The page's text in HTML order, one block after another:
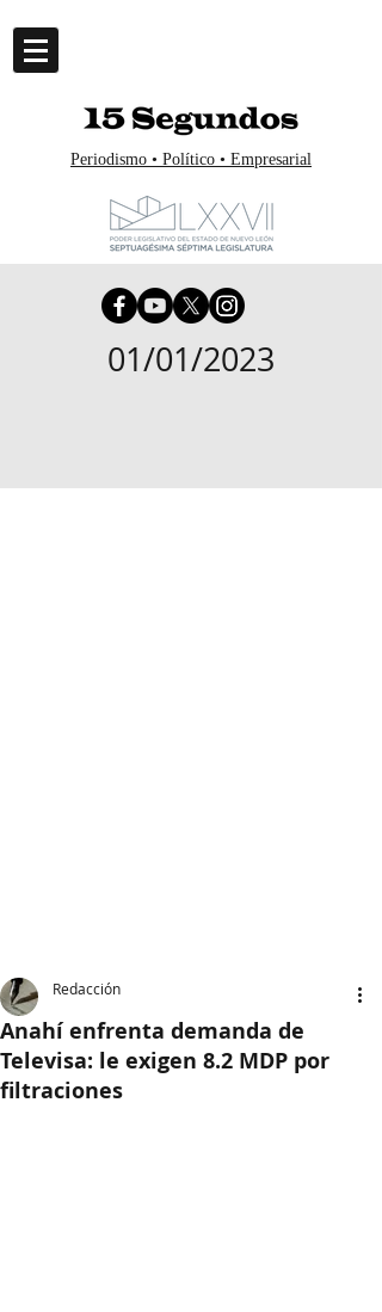
Periodismo • Político • Empresarial
01/01/2023
Anahí enfrenta demanda de
Televisa: le exigen 8.2 MDP por
filtraciones
Redacción